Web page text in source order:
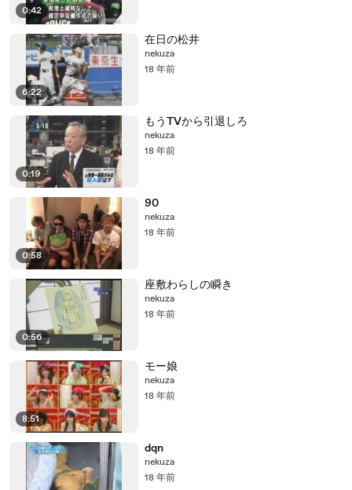
0:42
6:22
在日の松井
nekuza
18 年前
0:19
もうTVから引退しろ
nekuza
18 年前
0:58
90
nekuza
18 年前
0:56
座敷わらしの瞬き
nekuza
18 年前
8:51
モー娘
nekuza
18 年前
dqn
nekuza
18 年前